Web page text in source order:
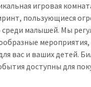
игровая
пользующиеся
малышей. Мы
мероприятия,
вас и ваших детей.
доступны для